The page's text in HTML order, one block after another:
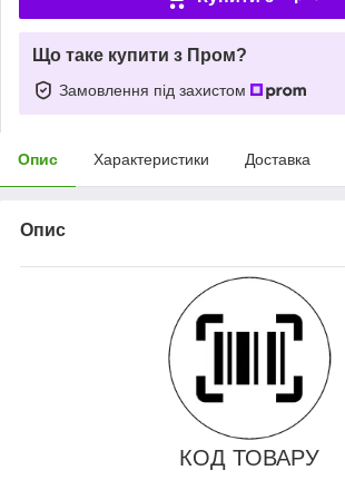
Що таке купити з Пром?
Замовлення під захистом
Опис Характеристики Доставка
Опис
КОД ТОВАРУ